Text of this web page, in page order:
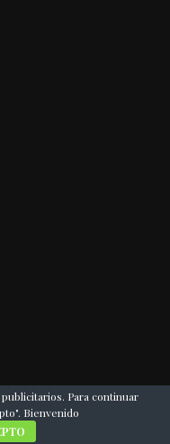
Para continuar
Bienvenido